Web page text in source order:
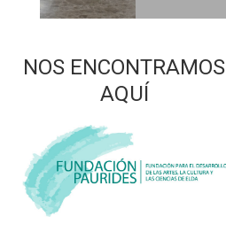
NOS ENCONTRAMOS
AQUÍ